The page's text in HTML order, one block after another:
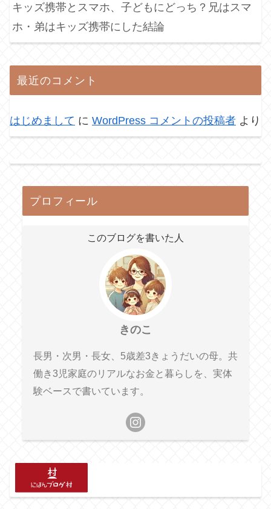
キッズ携帯とスマホ、子どもにどっち？兄はスマ
ホ・弟はキッズ携帯にした結論
最近のコメント
はじめまして に WordPress コメントの投稿者 より
プロフィール
このブログを書いた人
きのこ
長男・次男・長女、5歳差3きょうだいの母。共
働き3児家庭のリアルなお金と暮らしを、実体
験ベースで書いています。